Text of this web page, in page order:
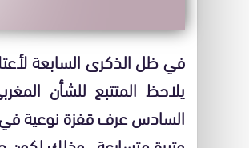
في ظل الذكرى السابعة
يلاحظ المتتبع للشأن
السادس عرف قفزة نوعية في